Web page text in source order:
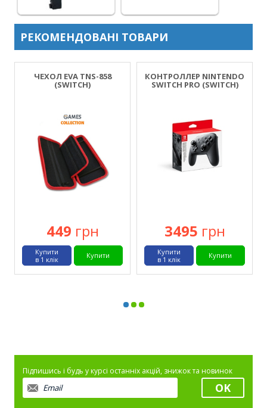
РЕКОМЕНДОВАНІ ТОВАРИ
ЧЕХОЛ EVA TNS-858
(SWITCH)
449 грн
Купити
Купити
в 1 клік
КОНТРОЛЛЕР NINTENDO
SWITCH PRO (SWITCH)
3495 грн
Купити
Купити
в 1 клік
Підпишись і будь у курсі останніх акцій, знижок та новинок